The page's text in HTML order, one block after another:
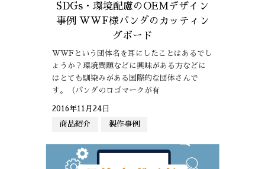
SDGs・環境配慮のOEMデザイン
事例 WWF様パンダのカッティン
グボード
WWFという団体名を耳にしたことはあるでし
ょうか？環境問題などに興味がある方などに
はとても馴染みがある国際的な団体さんで
す。（パンダのロゴマークが有
2016年11月24日
商品紹介 製作事例